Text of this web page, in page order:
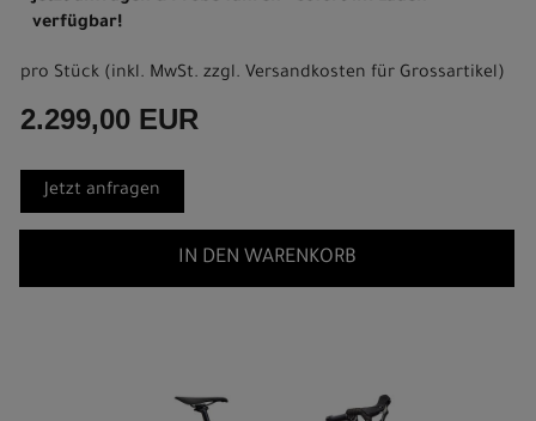
verfügbar!
pro Stück (inkl. MwSt. zzgl. Versandkosten für Grossartikel)
2.299,00 EUR
Jetzt anfragen
IN DEN WARENKORB